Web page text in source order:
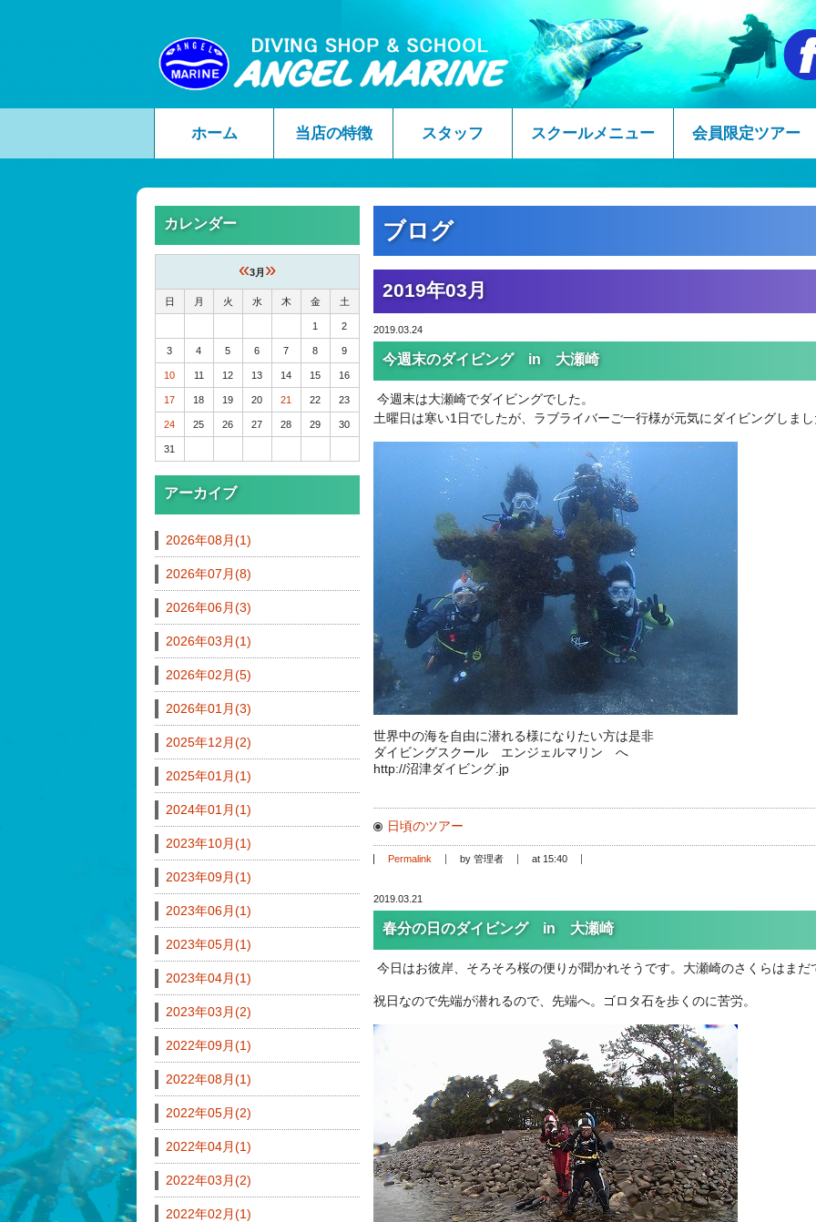
ホーム 当店の特徴 スタッフ スクールメニュー 会員限定ツアー
ブログ
2019年03月
2019.03.24
今週末のダイビング in 大瀬崎
今週末は大瀬崎でダイビングでした。
土曜日は寒い1日でしたが、ラブライバーご一行様が元気にダイビングしま
世界中の海を自由に潜れる様になりたい方は是非
ダイビングスクール エンジェルマリン へ
http://沼津ダイビング.jp
日頃のツアー
Permalink by 管理者 at 15:40
2019.03.21
春分の日のダイビング in 大瀬崎
今日はお彼岸、そろそろ桜の便りが聞かれそうです。大瀬崎のさくらはまだ
祝日なので先端が潜れるので、先端へ。ゴロタ石を歩くのに苦労。
カレンダー
«3月 »
日 月 火 水 木 金 土
1 2
3 4 5 6 7 8 9
10 11 12 13 14 15 16
17 18 19 20 21 22 23
24 25 26 27 28 29 30
31
アーカイブ
2026年08月(1)
2026年07月(8)
2026年06月(3)
2026年03月(1)
2026年02月(5)
2026年01月(3)
2025年12月(2)
2025年01月(1)
2024年01月(1)
2023年10月(1)
2023年09月(1)
2023年06月(1)
2023年05月(1)
2023年04月(1)
2023年03月(2)
2022年09月(1)
2022年08月(1)
2022年05月(2)
2022年04月(1)
2022年03月(2)
2022年02月(1)